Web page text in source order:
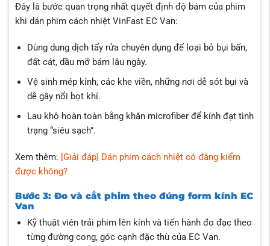
Đây là bước quan trọng nhất quyết định độ bám của phim
khi dán phim cách nhiệt VinFast EC Van:
Dùng dung dịch tẩy rửa chuyên dụng để loại bỏ bụi bẩn,
đất cát, dầu mỡ bám lâu ngày.
Vệ sinh mép kính, các khe viền, những nơi dễ sót bụi và
dễ gây nổi bọt khí.
Lau khô hoàn toàn bằng khăn microfiber để kính đạt tình
trạng “siêu sạch”.
Xem thêm: [Giải đáp] Dán phim cách nhiệt có đăng kiểm
được không?
Bước 3: Đo và cắt phim theo đúng form kính EC
Van
Kỹ thuật viên trải phim lên kính và tiến hành đo đạc theo
từng đường cong, góc cạnh đặc thù của EC Van.